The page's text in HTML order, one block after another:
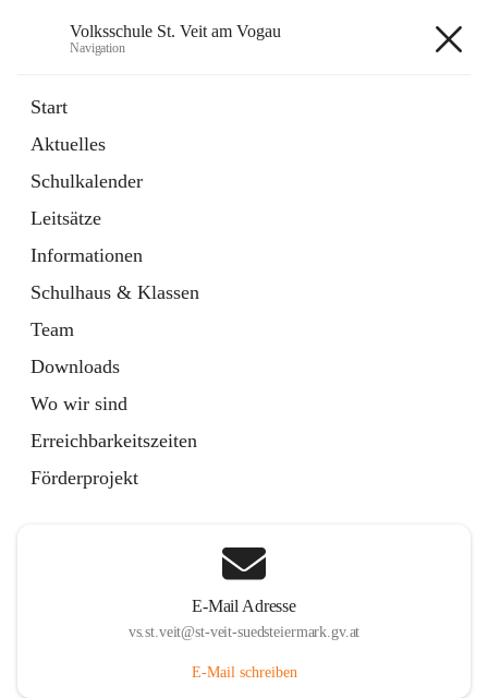
Volksschule St. Veit am Vogau
Navigation
Start
Aktuelles
Schulkalender
Leitsätze
Informationen
Schulhaus & Klassen
Team
Downloads
Wo wir sind
Erreichbarkeitszeiten
Förderprojekt
E-Mail Adresse
vs.st.veit@st-veit-suedsteiermark.gv.at
E-Mail schreiben